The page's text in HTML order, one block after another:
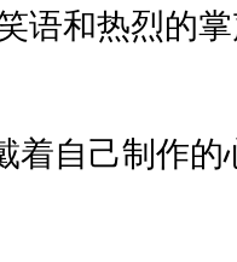
语和热烈的
着自己制作